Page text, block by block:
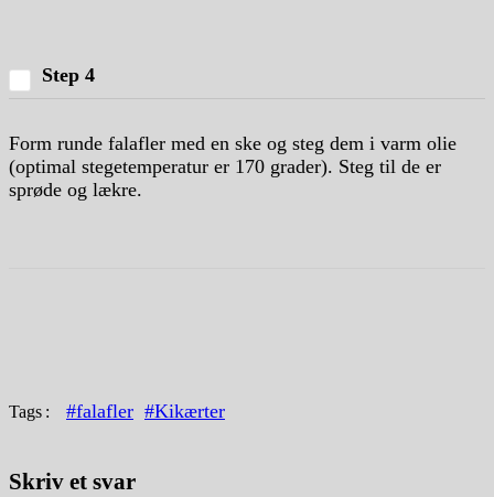
Step 4
Form runde falafler med en ske og steg dem i varm olie
(optimal stegetemperatur er 170 grader). Steg til de er
sprøde og lækre.
Tags #falafler #Kikærter
Skriv et svar